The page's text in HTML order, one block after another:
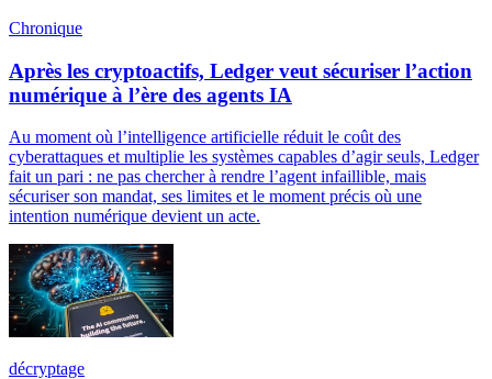
Chronique
Après les cryptoactifs, Ledger veut sécuriser l’action
numérique à l’ère des agents IA
Au moment où l’intelligence artificielle réduit le coût des
cyberattaques et multiplie les systèmes capables d’agir seuls, Ledger
fait un pari : ne pas chercher à rendre l’agent infaillible, mais
sécuriser son mandat, ses limites et le moment précis où une
intention numérique devient un acte.
décryptage